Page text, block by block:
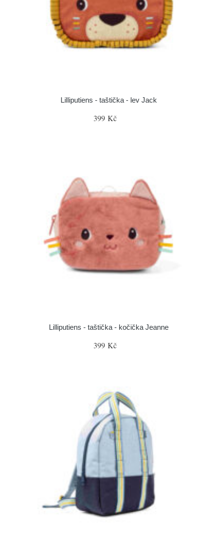
Lilliputiens - taštička - lev Jack
399 Kč
Lilliputiens - taštička - kočička Jeanne
399 Kč